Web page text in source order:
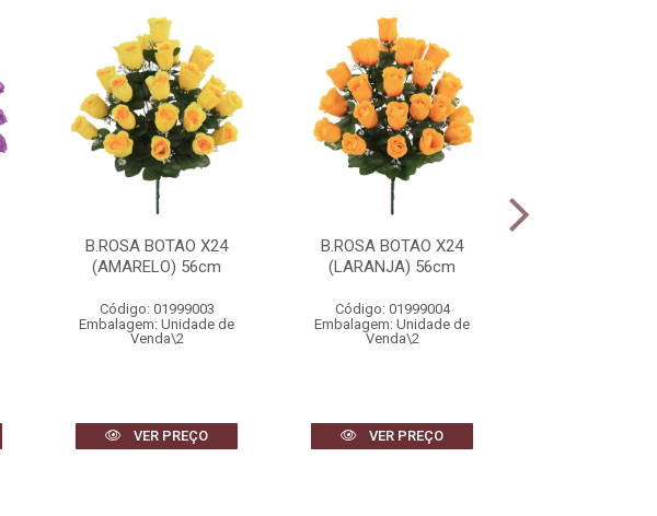
B.ROSA BOTAO X24
(AMARELO) 56cm
Código: 01999003
Embalagem: Unidade de
Venda\2
VER PREÇO
B.ROSA BOTAO X24
(LARANJA) 56cm
Código: 01999004
Embalagem: Unidade de
Venda\2
VER PREÇO